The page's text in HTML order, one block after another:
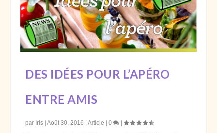
DES IDÉES POUR L’APÉRO
ENTRE AMIS
par Iris |Août 30, 2016 |Article |0 |